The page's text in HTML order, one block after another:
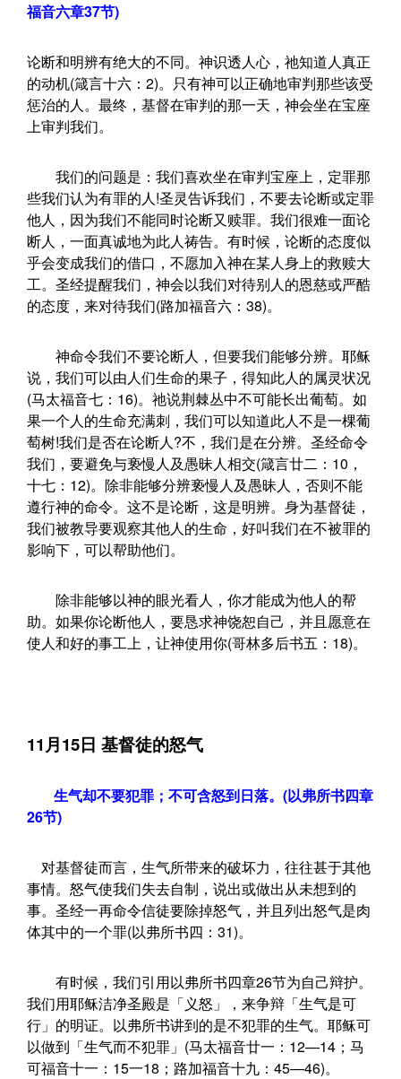
福音六章37节)
论断和明辨有绝大的不同。神识透人心，祂知道人真正
的动机(箴言十六：2)。只有神可以正确地审判那些该受
惩治的人。最终，基督在审判的那一天，神会坐在宝座
上审判我们。
我们的问题是：我们喜欢坐在审判宝座上，定罪那
些我们认为有罪的人!圣灵告诉我们，不要去论断或定罪
他人，因为我们不能同时论断又赎罪。我们很难一面论
断人，一面真诚地为此人祷告。有时候，论断的态度似
乎会变成我们的借口，不愿加入神在某人身上的救赎大
工。圣经提醒我们，神会以我们对待别人的恩慈或严酷
的态度，来对待我们(路加福音六：38)。
神命令我们不要论断人，但要我们能够分辨。耶稣
说，我们可以由人们生命的果子，得知此人的属灵状况
(马太福音七：16)。祂说荆棘丛中不可能长出葡萄。如
果一个人的生命充满刺，我们可以知道此人不是一棵葡
萄树!我们是否在论断人?不，我们是在分辨。圣经命令
我们，要避免与亵慢人及愚昧人相交(箴言廿二：10，
十七：12)。除非能够分辨亵慢人及愚昧人，否则不能
遵行神的命令。这不是论断，这是明辨。身为基督徒，
我们被教导要观察其他人的生命，好叫我们在不被罪的
影响下，可以帮助他们。
除非能够以神的眼光看人，你才能成为他人的帮
助。如果你论断他人，要恳求神饶恕自己，并且愿意在
使人和好的事工上，让神使用你(哥林多后书五：18)。
11月15日 基督徒的怒气
生气却不要犯罪；不可含怒到日落。(以弗所书四章
26节)
对基督徒而言，生气所带来的破坏力，往往甚于其他
事情。怒气使我们失去自制，说出或做出从未想到的
事。圣经一再命令信徒要除掉怒气，并且列出怒气是肉
体其中的一个罪(以弗所书四：31)。
有时候，我们引用以弗所书四章26节为自己辩护。
我们用耶稣洁净圣殿是「义怒」，来争辩「生气是可
行」的明证。以弗所书讲到的是不犯罪的生气。耶稣可
以做到「生气而不犯罪」(马太福音廿一：12—14；马
可福音十一：15一18；路加福音十九：45—46)。